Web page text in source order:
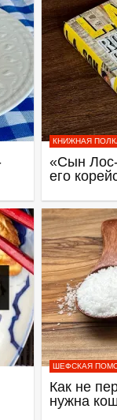
КНИЖНАЯ
«Сын
его
ШЕФСКАЯ
Как не
нужна